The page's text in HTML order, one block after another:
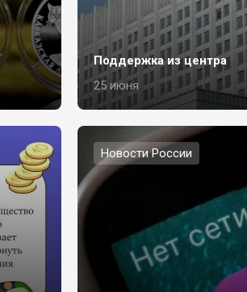
Поддержка из центра
25 июня
Новости России